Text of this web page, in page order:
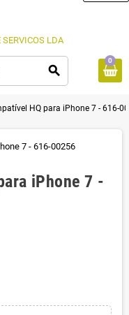
search
0
HQ para iPhone 7 - 616-
iPhone 7 -